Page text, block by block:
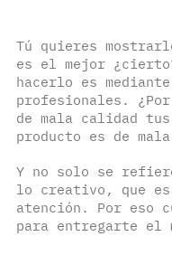
Tú quieres
es el mejor
hacerlo es
profesionales.
de mala calidad
producto es de
Y no solo se
lo creativo, que
atención. Por eso
para entregarte el